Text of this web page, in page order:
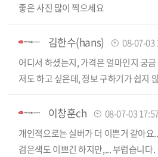
좋은 사진 많이 찍으세요
김한수(hans)
08-07-03
어디서 하셨는지, 가격은 얼마인지 궁
저도 하고 싶은데, 정보 구하기가 쉽지
이창훈ch
08-07-03
개인적으로는 실버가 더 이쁜거 같아요
검은색도 이쁘긴 하지만,... 부럽습니다.